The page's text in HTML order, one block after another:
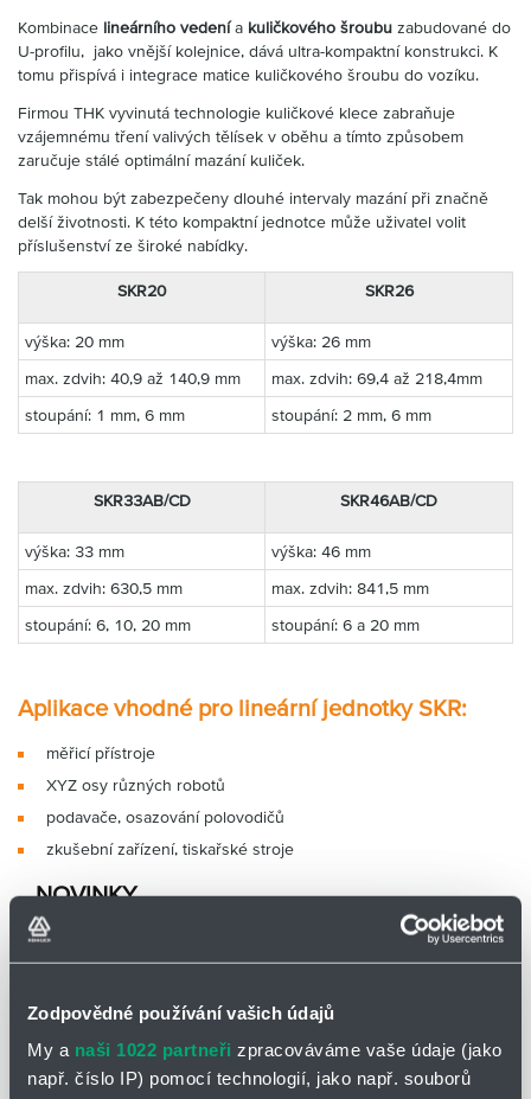
Zodpovědné používání vašich údajů
My a naši 1022 partneři zpracováváme vaše údaje (jako
např. číslo IP) pomocí technologií, jako např. souborů
Kombinace lineárního vedenía kuličkového šroubu zabudované do
U-profilu, jako vnější kolejnice, dává ultra-kompaktní konstrukci. K
tomu přispívá i integrace matice kuličkového šroubu do vozíku.
Firmou THK vyvinutá technologie kuličkové klece zabraňuje
vzájemnému tření valivých tělísek v oběhu a tímto způsobem
zaručuje stálé optimální mazání kuliček.
Tak mohou být zabezpečeny dlouhé intervaly mazání při značně
delší životnosti. K této kompaktní jednotce může uživatel volit
příslušenství ze široké nabídky.
SKR20 SKR26
výška: 20 mm
výška: 26 mm
max. zdvih: 40,9 až 140,9 mm
max. zdvih: 69,4 až 218,4mm
stoupání: 1 mm, 6 mm
stoupání: 2 mm, 6 mm
SKR33AB/CD SKR46AB/CD
výška: 33 mm
výška: 46 mm
max. zdvih: 630,5 mm
max. zdvih: 841,5 mm
stoupání: 6, 10, 20 mm
stoupání: 6 a 20 mm
Aplikace vhodné pro lineární jednotky SKR:
měřicí přístroje
XYZ osy různých robotů
podavače, osazování polovodičů
zkušební zařízení, tiskařské stroje
NOVINKY